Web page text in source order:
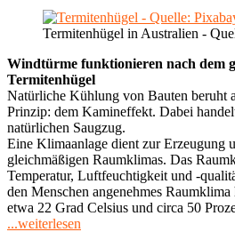
Termitenhügel in Australien -
Windtürme funktionieren nach dem
Termitenhügel
Natürliche Kühlung von Bauten beruht
Prinzip: dem Kamineffekt. Dabei
natürlichen Saugzug.
Eine Klimaanlage dient zur Erzeugung
gleichmäßigen Raumklimas. Das
Temperatur, Luftfeuchtigkeit und -
den Menschen angenehmes
etwa 22 Grad Celsius und circa 50
...weiterlesen